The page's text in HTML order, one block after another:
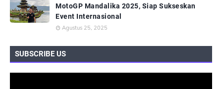
MotoGP Mandalika 2025, Siap Sukseskan
Event Internasional
Agustus 25, 2025
SUBSCRIBE US